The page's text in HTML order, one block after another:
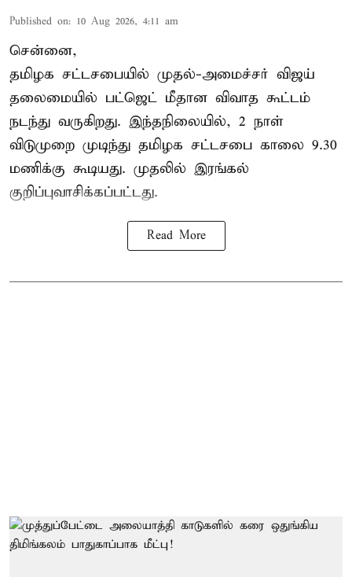
Published on: 10 Aug 2026, 4:11 am
சென்னை,
தமிழக சட்டசபையில் முதல்-அமைச்சர் விஜய்
தலைமையில் பட்ஜெட் மீதான விவாத கூட்டம்
நடந்து வருகிறது. இந்தநிலையில், 2 நாள்
விடுமுறை முடிந்து தமிழக சட்டசபை காலை 9.30
மணிக்கு கூடியது. முதலில் இரங்கல்
குறிப்புவாசிக்கப்பட்டது.
Read More